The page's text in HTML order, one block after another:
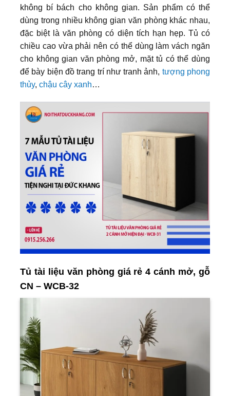
không bí bách cho không gian. Sản phẩm có thể
dùng trong nhiều không gian văn phòng khác nhau,
đặc biệt là văn phòng có diện tích hạn hẹp. Tủ có
chiều cao vừa phải nên có thể dùng làm vách ngăn
cho không gian văn phòng mở, mặt tủ có thể dùng
để bày biện đồ trang trí như tranh ảnh, tượng phong
thủy, chậu cây xanh…
Tủ tài liệu văn phòng giá rẻ 4 cánh mở, gỗ
CN – WCB-32